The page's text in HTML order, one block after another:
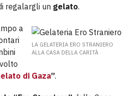
regalargli un gelato.
LA GELATERIA ERO STRANIERO
ALLA CASA DELLA CARITÀ
a
di Gaza”.